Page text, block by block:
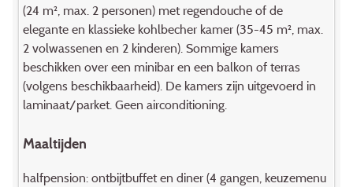
(24 m², max. 2 personen) met regendouche of de
elegante en klassieke kohlbecher kamer (35-45 m², max.
2 volwassenen en 2 kinderen). Sommige kamers
beschikken over een minibar en een balkon of terras
(volgens beschikbaarheid). De kamers zijn uitgevoerd in
laminaat/parket. Geen airconditioning.
Maaltijden
halfpension: ontbijtbuffet en diner (4 gangen, keuzemenu